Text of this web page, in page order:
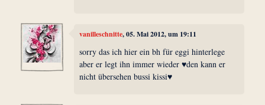
vanilleschnitte, 05. Mai 2012, um 19:11
sorry das ich hier ein bh für eggi hinterlege
aber er legt ihn immer wieder ♥den kann er
nicht übersehen bussi kissi♥